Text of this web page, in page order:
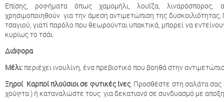
Επίσης, ροφήματα όπως χαμομήλι, λουΐζα,
χρησιμοποιηθούν για την άμεση αντιμετώπιση της
τσαγιού, γιατί παρόλο που θεωρούνται υπακτικά, μπορεί να
κυρίως το τσάι.
Διάφορα
Μέλι:περιέχει ινουλίνη, ένα πρεβιοτικό που βοηθά στην
Ξηροί Καρποίπλούσιοι σε φυτικές ίνες. Προσθέστε στη σαλάτα σας
χούφτα ) ή καταναλώστε τους για δεκατιανό σε συνδυασμό με